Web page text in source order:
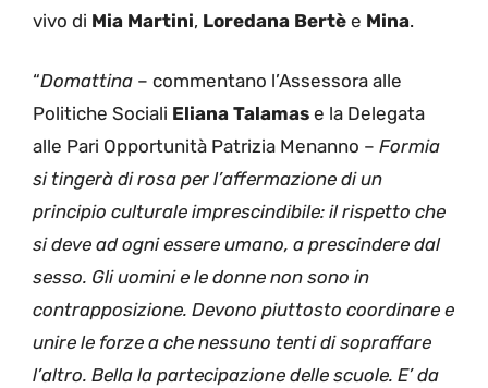
vivo di Mia Martini, Loredana Bertè e Mina.
“Domattina – commentano l’Assessora alle
Politiche Sociali Eliana Talamas e la Delegata
alle Pari Opportunità Patrizia Menanno – Formia
si tingerà di rosa per l’affermazione di un
principio culturale imprescindibile: il rispetto che
si deve ad ogni essere umano, a prescindere dal
sesso. Gli uomini e le donne non sono in
contrapposizione. Devono piuttosto coordinare e
unire le forze a che nessuno tenti di sopraffare
l’altro. Bella la partecipazione delle scuole. E’ da